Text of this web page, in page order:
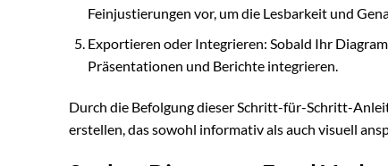
Feinjustierungen vor, um die Lesbarkeit und
Exportieren oder Integrieren: Sobald Ihr
Präsentationen und Berichte integrieren.
Durch die Befolgung dieser Schritt-für-Schritt-
erstellen, das sowohl informativ als auch visuell